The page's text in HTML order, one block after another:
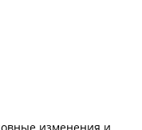
изменения и